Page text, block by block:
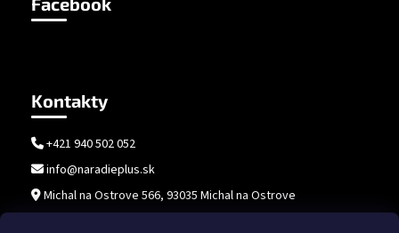
Kontakty
+421 940 502 052
info@naradieplus.sk
Michal na Ostrove 566, 93035 Michal na Ostrove